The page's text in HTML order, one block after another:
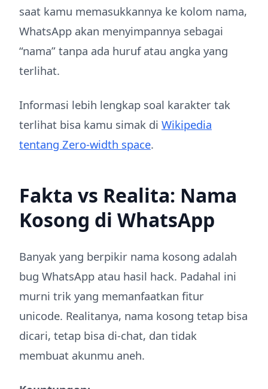
saat kamu memasukkannya ke kolom nama,
WhatsApp akan menyimpannya sebagai
“nama” tanpa ada huruf atau angka yang
terlihat.
Informasi lebih lengkap soal karakter tak
terlihat bisa kamu simak di Wikipedia
tentang Zero-width space.
Fakta vs Realita: Nama
Kosong di WhatsApp
Banyak yang berpikir nama kosong adalah
bug WhatsApp atau hasil hack. Padahal ini
murni trik yang memanfaatkan fitur
unicode. Realitanya, nama kosong tetap bisa
dicari, tetap bisa di-chat, dan tidak
membuat akunmu aneh.